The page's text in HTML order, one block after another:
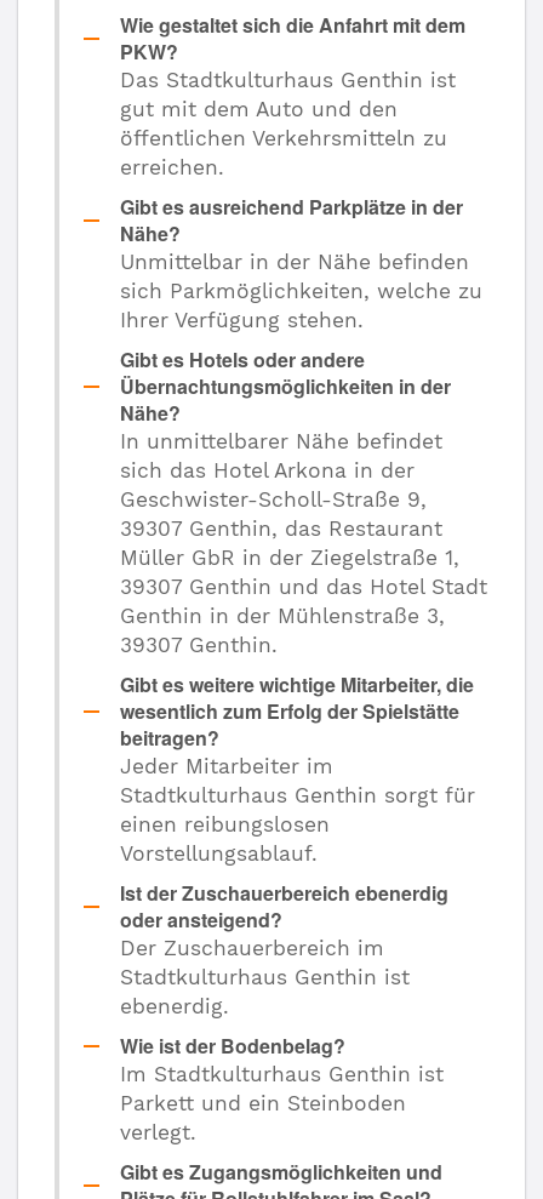
Wie gestaltet sich die Anfahrt mit dem
PKW?
Das Stadtkulturhaus Genthin ist
gut mit dem Auto und den
öffentlichen Verkehrsmitteln zu
erreichen.
Gibt es ausreichend Parkplätze in der
Nähe?
Unmittelbar in der Nähe befinden
sich Parkmöglichkeiten, welche zu
Ihrer Verfügung stehen.
Gibt es Hotels oder andere
Übernachtungsmöglichkeiten in der
Nähe?
In unmittelbarer Nähe befindet
sich das Hotel Arkona in der
Geschwister-Scholl-Straße 9,
39307 Genthin, das Restaurant
Müller GbR in der Ziegelstraße 1,
39307 Genthin und das Hotel Stadt
Genthin in der Mühlenstraße 3,
39307 Genthin.
Gibt es weitere wichtige Mitarbeiter, die
wesentlich zum Erfolg der Spielstätte
beitragen?
Jeder Mitarbeiter im
Stadtkulturhaus Genthin sorgt für
einen reibungslosen
Vorstellungsablauf.
Ist der Zuschauerbereich ebenerdig
oder ansteigend?
Der Zuschauerbereich im
Stadtkulturhaus Genthin ist
ebenerdig.
Wie ist der Bodenbelag?
Im Stadtkulturhaus Genthin ist
Parkett und ein Steinboden
verlegt.
Gibt es Zugangsmöglichkeiten und